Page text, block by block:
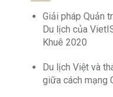
Giải pháp Quản
Du lịch của
Khuê 2020
Du lịch Việt và
giữa cách mạng